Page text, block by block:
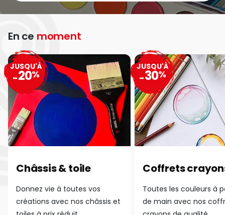
En ce moment
Châssis & toile
Donnez vie à toutes vos
créations avec nos châssis et
JUSQU'À
-20%
Coffrets
Toutes les couleurs à
de main avec nos
JUSQU'À
-30%